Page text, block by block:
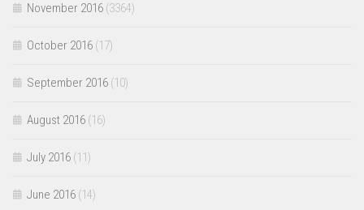
November 2016 (3364)
October 2016 (17)
September 2016 (10)
August 2016 (16)
July 2016 (11)
June 2016 (14)